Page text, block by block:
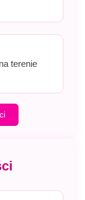
terenie